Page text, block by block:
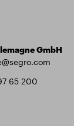
GmbH
65 200